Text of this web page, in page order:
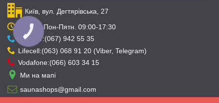
Київ, вул. Дегтярівська, 27
Графік: Пон-Пятн. 09:00-17:30
Kyivstar:(067) 942 55 35
Lifecell:(063) 068 91 20 (Viber, Telegram)
Vodafone:(066) 603 34 15
Ми на мапі
saunashops@gmail.com
КНОПКА
ЗВ'ЯЗКУ